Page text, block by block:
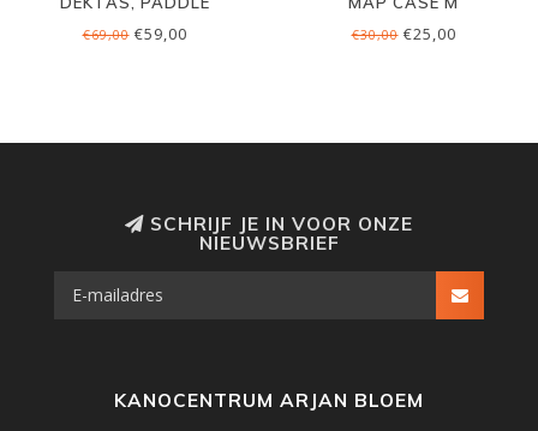
BRITCHES
€69,00€59,00 €30,00€25,00
SCHRIJF JE IN VOOR ONZE
NIEUWSBRIEF
KANOCENTRUM ARJAN BLOEM